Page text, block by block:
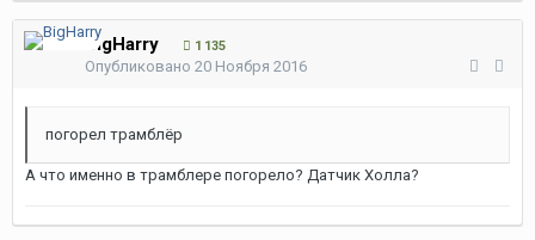
BigHarry 1 135
Опубликовано 20 Ноября 2016
погорел трамблёр
А что именно в трамблере погорело? Датчик Холла?